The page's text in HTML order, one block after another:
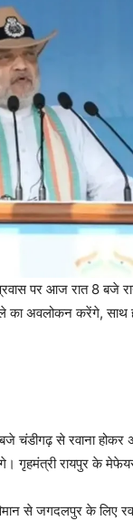
पर आज रात 8 बजे
का अवलोकन करेंगे, साथ
से रवाना होकर
गृहमंत्री रायपुर के
से जगदलपुर के लिए